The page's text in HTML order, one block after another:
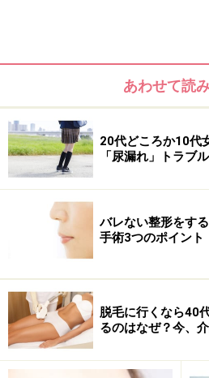
人気の秘密はなんといっても良
だったら1回数万円はくだらな
とんど9800円から受けられるで
あわせて読
20代どころか10代
「尿漏れ」トラブ
バレない整形をす
手術3つのポイント
脱毛に行くなら40
るのはなぜ？今、